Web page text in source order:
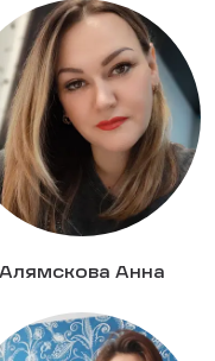
Алямскова Анна